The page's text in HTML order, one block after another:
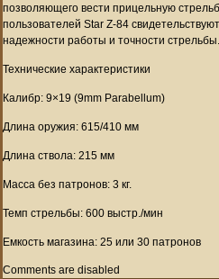
позволяющего вести прицельную
пользователей Star Z-84
надежности работы и точности стрельбы.
Технические характеристики
Калибр: 9×19 (9mm Parabellum)
Длина оружия: 615/410 мм
Длина ствола: 215 мм
Масса без патронов: 3 кг.
Темп стрельбы: 600 выстр./мин
Емкость магазина: 25 или 30 патронов
Comments are disabled